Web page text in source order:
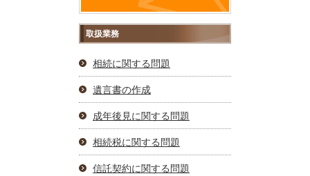
取扱業務
相続に関する問題
遺言書の作成
成年後見に関する問題
相続税に関する問題
信託契約に関する問題